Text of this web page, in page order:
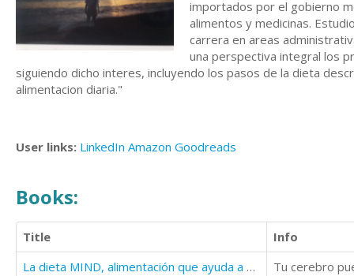
importados por el gobierno
alimentos y medicinas.
carrera en areas
una perspectiva integral los
siguiendo dicho interes, incluyendo los pasos de la dieta
alimentacion diaria."
User links: LinkedIn Amazon Goodreads
Books:
Title
Info
La dieta MIND, alimentación que ayuda a prevenir la enfermedad de Alzheimer
Tu cerebro